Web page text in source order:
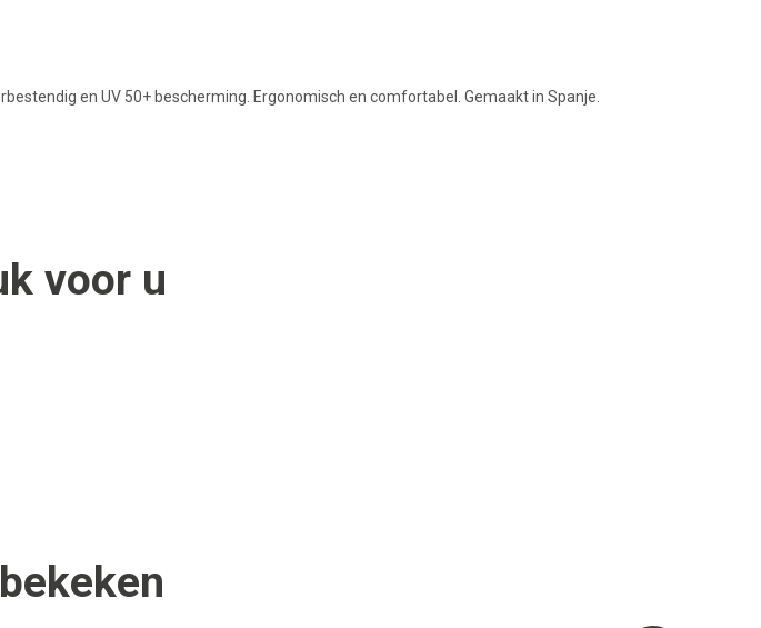
en UV 50+ bescherming. Ergonomisch en comfortabel. Gemaakt in Spanje.
voor u
bekeken